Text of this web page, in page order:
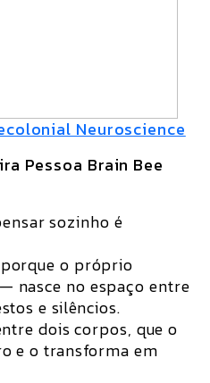
Neuroscience
Pessoa Brain Bee
sozinho é
o próprio
nasce no espaço entre
e silêncios.
dois corpos, que o
e o transforma em